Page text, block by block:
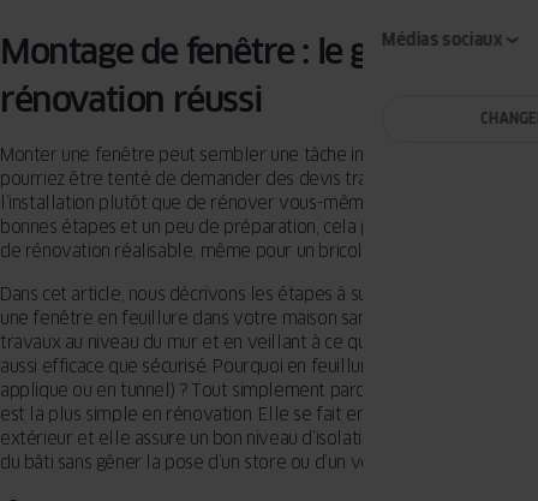
Médias sociaux
Montage de fenêtre : le guide d’une
rénovation réussi
Monter une fenêtre peut sembler une tâche intimidante et vous
pourriez être tenté de demander des devis travaux pour
l’installation plutôt que de rénover vous-même… Mais avec les
bonnes étapes et un peu de préparation, cela peut devenir un projet
de rénovation réalisable, même pour un bricoleur amateur.
Dans cet article, nous décrivons les étapes à suivre pour installer
une fenêtre en feuillure dans votre maison sans avoir à faire de gros
travaux au niveau du mur et en veillant à ce que le processus soit
aussi efficace que sécurisé. Pourquoi en feuillure (plutôt qu’en
applique ou en tunnel) ? Tout simplement parce que cette technique
est la plus simple en rénovation. Elle se fait en intérieur comme en
extérieur et elle assure un bon niveau d’isolation de la menuiserie et
du bâti sans gêner la pose d’un store ou d’un volet roulant.